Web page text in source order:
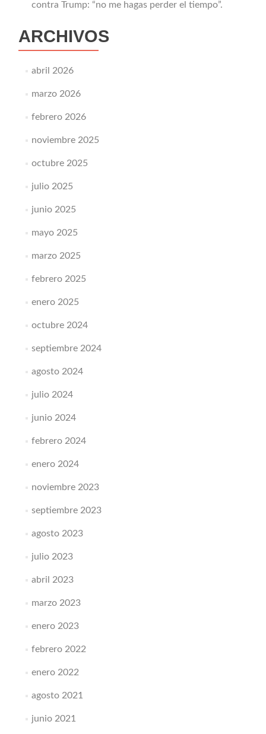
contra Trump: “no me hagas perder el tiempo”.
ARCHIVOS
abril 2026
marzo 2026
febrero 2026
noviembre 2025
octubre 2025
julio 2025
junio 2025
mayo 2025
marzo 2025
febrero 2025
enero 2025
octubre 2024
septiembre 2024
agosto 2024
julio 2024
junio 2024
febrero 2024
enero 2024
noviembre 2023
septiembre 2023
agosto 2023
julio 2023
abril 2023
marzo 2023
enero 2023
febrero 2022
enero 2022
agosto 2021
junio 2021